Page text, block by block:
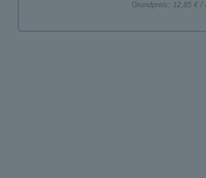
Grundpreis: 12,85 € /